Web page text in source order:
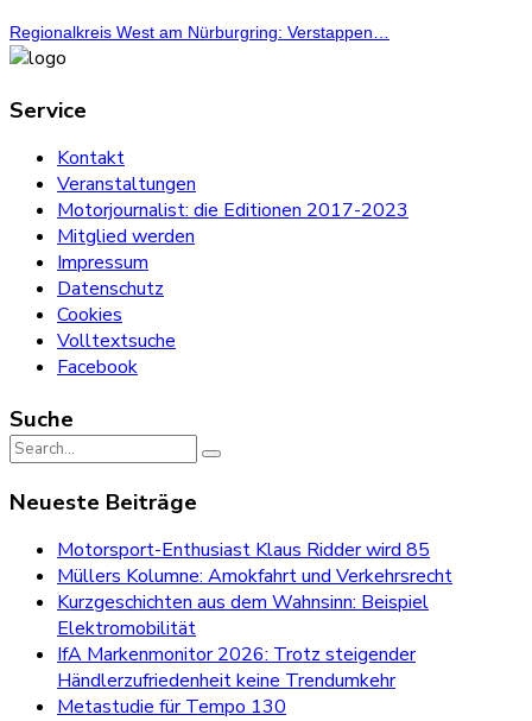
Regionalkreis West am Nürburgring: Verstappen…
Service
Kontakt
Veranstaltungen
Motorjournalist: die Editionen 2017-2023
Mitglied werden
Impressum
Datenschutz
Cookies
Volltextsuche
Facebook
Suche
Search
for:
Neueste Beiträge
Motorsport-Enthusiast Klaus Ridder wird 85
Müllers Kolumne: Amokfahrt und Verkehrsrecht
Kurzgeschichten aus dem Wahnsinn: Beispiel
Elektromobilität
IfA Markenmonitor 2026: Trotz steigender
Händlerzufriedenheit keine Trendumkehr
Metastudie für Tempo 130